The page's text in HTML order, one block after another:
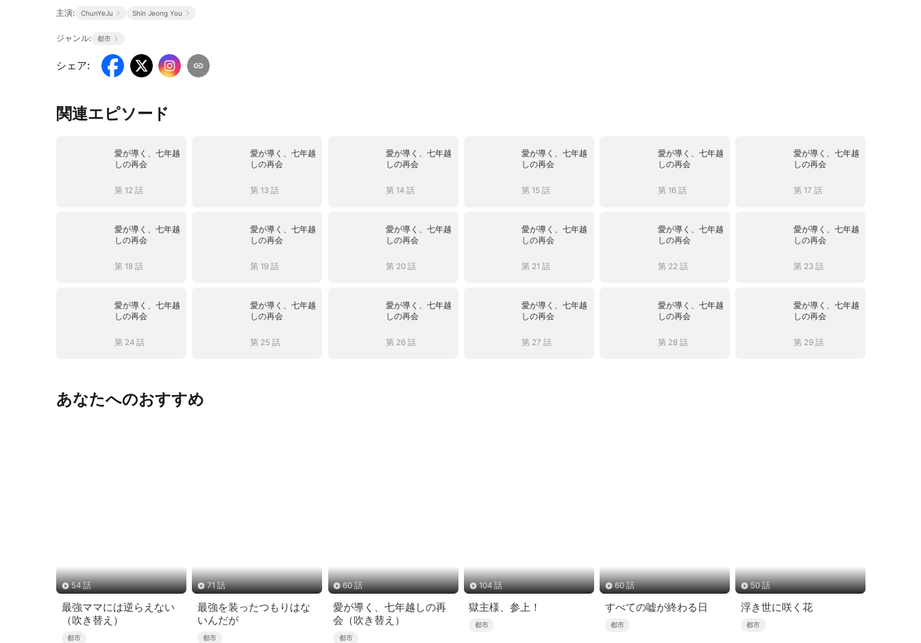
主演: ChunYeJu Shin Jeong You
ジャンル: 都市
シェア:
関連エピソード
愛が導く、七年越
しの再会
第 12 話
愛が導く、七年越
しの再会
第 13 話
愛が導く、七年越
しの再会
第 14 話
愛が導く、七年越
しの再会
第 15 話
愛が導く、七年越
しの再会
第 16 話
愛が導く、七年越
しの再会
第 17 話
愛が導く、七年越
しの再会
第 18 話
愛が導く、七年越
しの再会
第 19 話
愛が導く、七年越
しの再会
第 20 話
愛が導く、七年越
しの再会
第 21 話
愛が導く、七年越
しの再会
第 22 話
愛が導く、七年越
しの再会
第 23 話
愛が導く、七年越
しの再会
第 24 話
愛が導く、七年越
しの再会
第 25 話
愛が導く、七年越
しの再会
第 26 話
愛が導く、七年越
しの再会
第 27 話
愛が導く、七年越
しの再会
第 28 話
愛が導く、七年越
しの再会
第 29 話
あなたへのおすすめ
54 話
最強ママには逆らえない
（吹き替え）
都市
71 話
最強を装ったつもりはな
いんだが
都市
60 話
愛が導く、七年越しの再
会（吹き替え）
都市
104 話
獄主様、参上！
都市
60 話
すべての嘘が終わる日
都市
50 話
浮き世に咲く花
都市